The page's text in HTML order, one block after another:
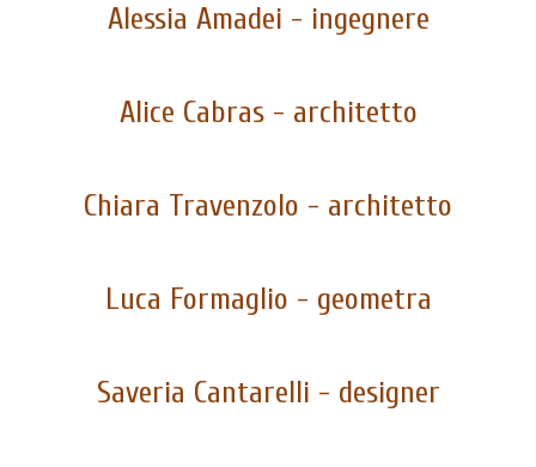
Alessia Amadei - ingegnere
Alice Cabras - architetto
Chiara Travenzolo - architetto
Luca Formaglio - geometra
Saveria Cantarelli - designer